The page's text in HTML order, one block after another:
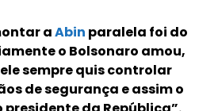
aAbin paralela foi do
o Bolsonaro amou,
sempre quis controlar
de segurança e assim o